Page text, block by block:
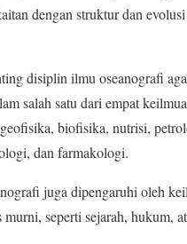
dengan struktur dan
disiplin ilmu oseanografi
salah satu dari empat
biofisika, nutrisi,
dan farmakologi.
juga dipengaruhi oleh
murni, seperti sejarah, hukum,